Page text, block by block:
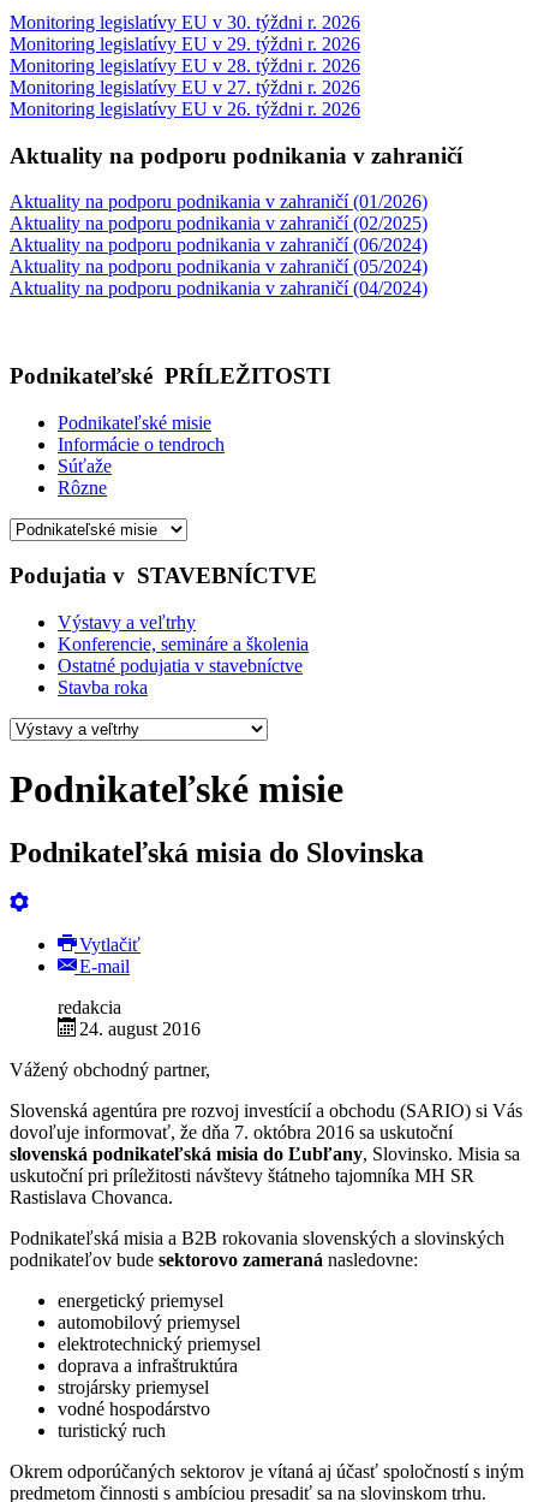
Monitoring legislatívy EU v 30. týždni r. 2026
Monitoring legislatívy EU v 29. týždni r. 2026
Monitoring legislatívy EU v 28. týždni r. 2026
Monitoring legislatívy EU v 27. týždni r. 2026
Monitoring legislatívy EU v 26. týždni r. 2026
Aktuality na podporu podnikania v zahraničí
Aktuality na podporu podnikania v zahraničí (01/2026)
Aktuality na podporu podnikania v zahraničí (02/2025)
Aktuality na podporu podnikania v zahraničí (06/2024)
Aktuality na podporu podnikania v zahraničí (05/2024)
Aktuality na podporu podnikania v zahraničí (04/2024)
Podnikateľské PRÍLEŽITOSTI
Podnikateľské misie
Informácie o tendroch
Súťaže
Rôzne
Podujatia v STAVEBNÍCTVE
Výstavy a veľtrhy
Konferencie, semináre a školenia
Ostatné podujatia v stavebníctve
Stavba roka
Podnikateľské misie
Podnikateľská misia do Slovinska
Vytlačiť
E-mail
redakcia
24. august 2016
Vážený obchodný partner,
Slovenská agentúra pre rozvoj investícií a obchodu (SARIO) si Vás
dovoľuje informovať, že dňa 7. októbra 2016 sa uskutoční
slovenská podnikateľská misia do Ľubľany, Slovinsko. Misia sa
uskutoční pri príležitosti návštevy štátneho tajomníka MH SR
Rastislava Chovanca.
Podnikateľská misia a B2B rokovania slovenských a slovinských
podnikateľov bude sektorovo zameraná nasledovne:
energetický priemysel
automobilový priemysel
elektrotechnický priemysel
doprava a infraštruktúra
strojársky priemysel
vodné hospodárstvo
turistický ruch
Okrem odporúčaných sektorov je vítaná aj účasť spoločností s iným
predmetom činnosti s ambíciou presadiť sa na slovinskom trhu.